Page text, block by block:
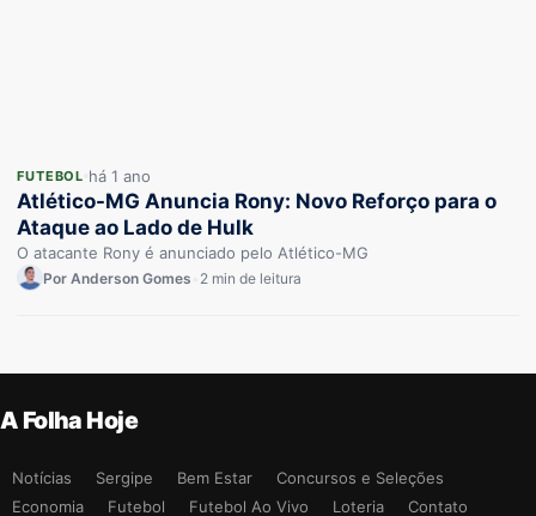
FUTEBOL há 1 ano
Atlético-MG Anuncia Rony: Novo Reforço para o
Ataque ao Lado de Hulk
O atacante Rony é anunciado pelo Atlético-MG
Por Anderson Gomes 2 min de leitura
A Folha Hoje
Notícias Sergipe Bem Estar
Concursos e Seleções
Economia
Futebol Futebol Ao Vivo Loteria Contato